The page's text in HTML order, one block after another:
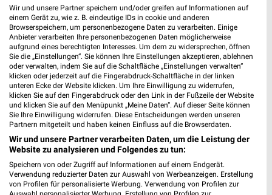
Heute 08:30 - 18:30 Uhr | Geschlossen
472,21 km • Angebote: 3 Prospekte
Ernsting's family Eppingen
Mühlbacher Straße 1
75031 Eppingen
Heute 09:00 - 19:00 Uhr |
Geschlossen
491,26 km
Rossmann Eppingen
Mühlbacher Str. 2
75031 Eppingen
Wir und unsere Partner speichern und/oder greifen auf Informationen auf
einem Gerät zu, wie z. B. eindeutige IDs in cookie und anderen
Browserspeichern, um personenbezogene Daten zu verarbeiten. Einige
Anbieter verarbeiten Ihre personenbezogenen Daten möglicherweise
aufgrund eines berechtigten Interesses. Um dem zu widersprechen, öffnen
Sie die „Einstellungen“. Sie können Ihre Einstellungen akzeptieren, ablehnen
oder verwalten, indem Sie auf die Schaltfläche „Einstellungen verwalten“
klicken oder jederzeit auf die Fingerabdruck-Schaltfläche in der linken
unteren Ecke der Website klicken. Um Ihre Einwilligung zu widerrufen,
klicken Sie auf den Fingerabdruck oder den Link in der Fußzeile der Website
und klicken Sie auf den Menüpunkt „Meine Daten“. Auf dieser Seite können
Sie Ihre Einwilligung widerrufen. Diese Entscheidungen werden unseren
Partnern mitgeteilt und haben keinen Einfluss auf die Browserdaten.
Wir und unsere Partner verarbeiten Daten, um die Leistung der
Website zu analysieren und Folgendes zu tun:
Speichern von oder Zugriff auf Informationen auf einem Endgerät.
Verwendung reduzierter Daten zur Auswahl von Werbeanzeigen. Erstellung
von Profilen für personalisierte Werbung. Verwendung von Profilen zur